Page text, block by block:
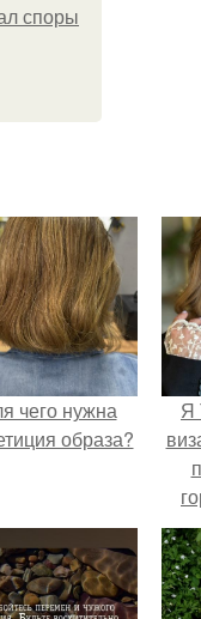
споры
чего нужна
образа?
Я